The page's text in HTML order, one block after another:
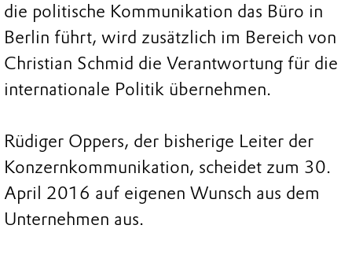
die politische Kommunikation das Büro in
Berlin führt, wird zusätzlich im Bereich von
Christian Schmid die Verantwortung für die
internationale Politik übernehmen.
Rüdiger Oppers, der bisherige Leiter der
Konzernkommunikation, scheidet zum 30.
April 2016 auf eigenen Wunsch aus dem
Unternehmen aus.